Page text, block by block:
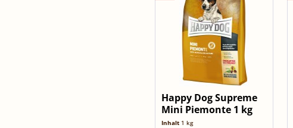
Happy Dog Supreme
Mini Piemonte 1 kg
Inhalt 1 kg